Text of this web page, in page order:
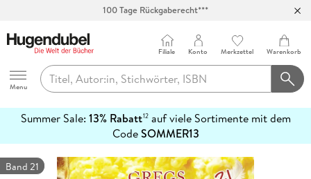
100 Tage Rückgaberecht***
Hugendubel
Menu
Filiale Konto Merkzettel Warenkorb
Summer Sale: 13% Rabatt12auf viele Sortimente mit dem
CodeSOMMER13
erfahren
Band 21